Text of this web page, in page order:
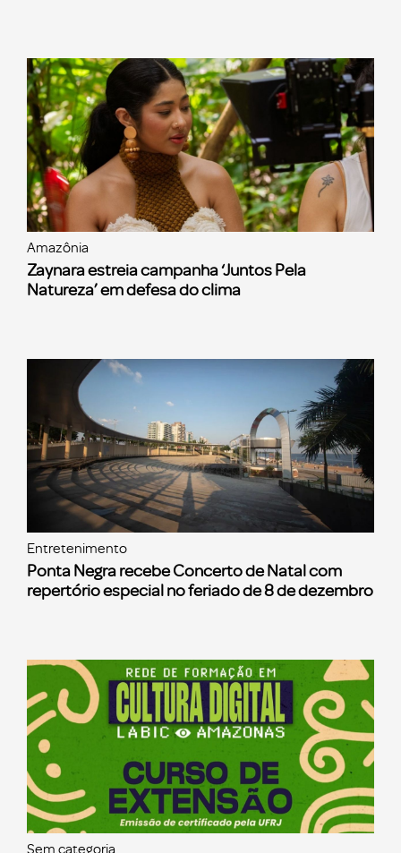
Amazônia
Zaynara estreia campanha ‘Juntos Pela
Natureza’ em defesa do clima
Entretenimento
Ponta Negra recebe Concerto de Natal com
repertório especial no feriado de 8 de dezembro
Sem categoria